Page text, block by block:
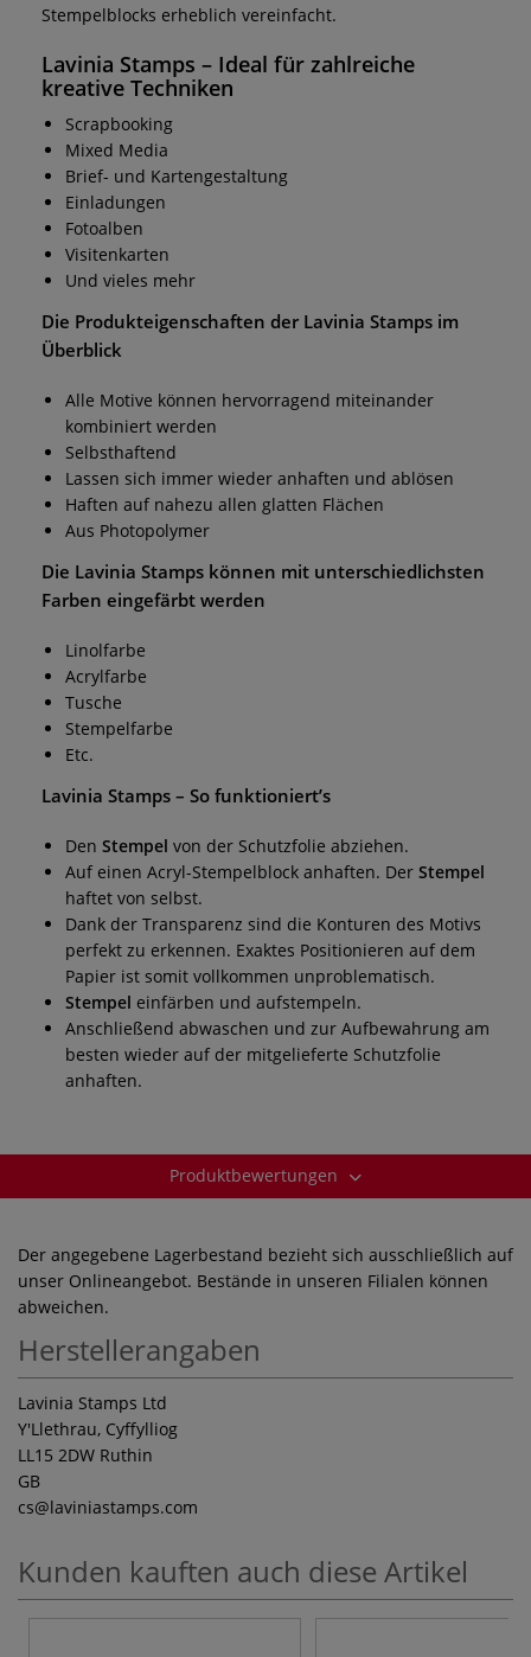
Stempelblocks erheblich vereinfacht.
Lavinia Stamps – Ideal für zahlreiche
kreative Techniken
Scrapbooking
Mixed Media
Brief- und Kartengestaltung
Einladungen
Fotoalben
Visitenkarten
Und vieles mehr
Die Produkteigenschaften der Lavinia Stamps im
Überblick
Alle Motive können hervorragend miteinander
kombiniert werden
Selbsthaftend
Lassen sich immer wieder anhaften und ablösen
Haften auf nahezu allen glatten Flächen
Aus Photopolymer
Die Lavinia Stamps können mit unterschiedlichsten
Farben eingefärbt werden
Linolfarbe
Acrylfarbe
Tusche
Stempelfarbe
Etc.
Lavinia Stamps – So funktioniert’s
Den Stempel von der Schutzfolie abziehen.
Auf einen Acryl-Stempelblock anhaften. Der Stempel
haftet von selbst.
Dank der Transparenz sind die Konturen des Motivs
perfekt zu erkennen. Exaktes Positionieren auf dem
Papier ist somit vollkommen unproblematisch.
Stempel einfärben und aufstempeln.
Anschließend abwaschen und zur Aufbewahrung am
besten wieder auf der mitgelieferte Schutzfolie
anhaften.
Produktbewertungen
Der angegebene Lagerbestand bezieht sich ausschließlich auf
unser Onlineangebot. Bestände in unseren Filialen können
abweichen.
Herstellerangaben
Lavinia Stamps Ltd
Y'Llethrau, Cyffylliog
LL15 2DW Ruthin
GB
cs@laviniastamps.com
Kunden kauften auch diese Artikel